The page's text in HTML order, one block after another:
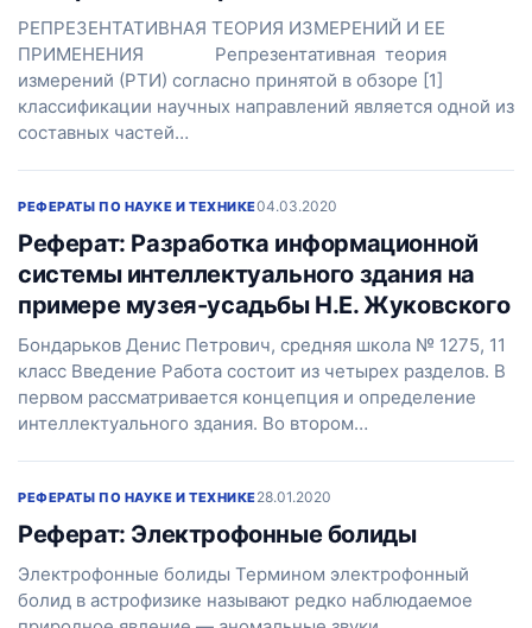
РЕПРЕЗЕНТАТИВНАЯ ТЕОРИЯ ИЗМЕРЕНИЙ И ЕЕ
ПРИМЕНЕНИЯ Репрезентативная теория
измерений (РТИ) согласно принятой в обзоре [1]
классификации научных направлений является одной из
составных частей…
РЕФЕРАТЫ ПО НАУКЕ И ТЕХНИКЕ04.03.2020
Реферат: Разработка информационной
системы интеллектуального здания на
примере музея-усадьбы Н.Е. Жуковского
Бондарьков Денис Петрович, средняя школа № 1275, 11
класс Введение Работа состоит из четырех разделов. В
первом рассматривается концепция и определение
интеллектуального здания. Во втором…
РЕФЕРАТЫ ПО НАУКЕ И ТЕХНИКЕ28.01.2020
Реферат: Электрофонные болиды
Электрофонные болиды Термином электрофонный
болид в астрофизике называют редко наблюдаемое